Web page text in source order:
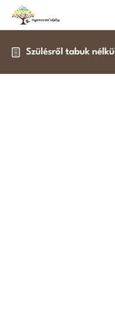
Szülésről tabuk nélkül